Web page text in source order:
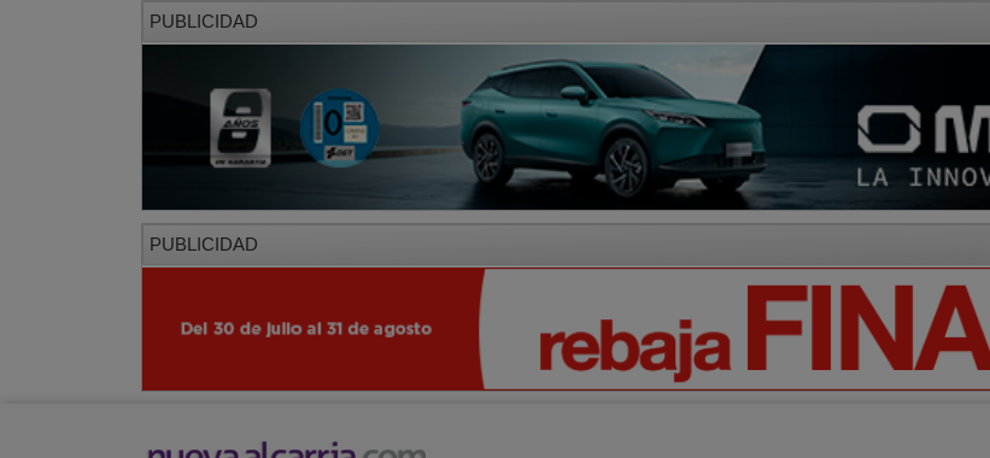
PUBLICIDAD
PUBLICIDAD